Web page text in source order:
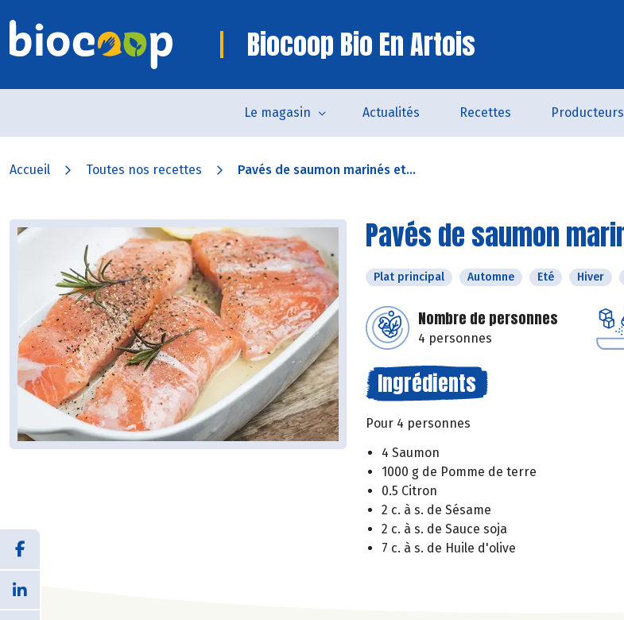
Biocoop Bio En Artois
Le magasin Actualités Recettes Producteurs
Accueil Toutes nos recettes Pavés de saumon marinés et...
Pavés de saumon
Plat principal Automne Eté Hiver
Nombre de personnes
4 personnes
Ingrédients
Pour 4 personnes
4 Saumon
1000 g de Pomme de terre
0.5 Citron
2 c. à s. de Sésame
2 c. à s. de Sauce soja
7 c. à s. de Huile d'olive